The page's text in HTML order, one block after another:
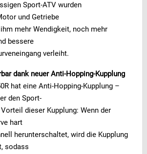
Sport-ATV wurden
und Getriebe
mehr Wendigkeit, noch mehr
bessere
verleiht.
dank neuer Anti-Hopping-Kupplung
hat eine Anti-Hopping-Kupplung –
den Sport-
dieser Kupplung: Wenn der
hart
herunterschaltet, wird die Kupplung
sodass